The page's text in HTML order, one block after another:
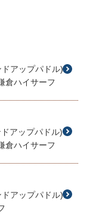
アップパドル)
倉ハイサーフ
アップパドル)
倉ハイサーフ
アップパドル)